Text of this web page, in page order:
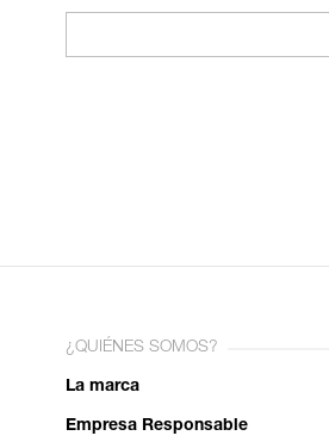
¿QUIÉNES SOMOS?
La marca
Empresa Responsable